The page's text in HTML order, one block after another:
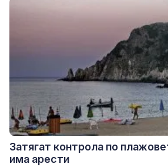
Затягат контрола по
има арести